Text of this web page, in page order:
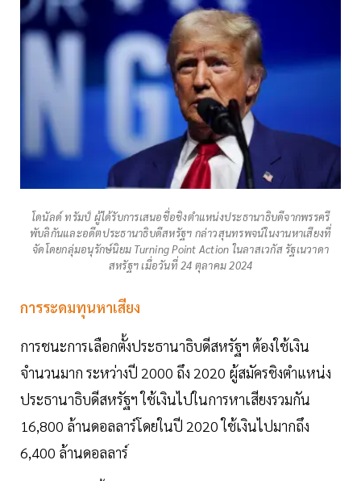
โดนัลด์ ทรัมป์ ผู้ได้รับการเสนอชื่อชิงตำแหน่งประธานาธิบดีจากพรรครี
พับลิกันและอดีตประธานาธิบดีสหรัฐฯ กล่าวสุนทรพจน์ในงานหาเสียงที่
จัดโดยกลุ่มอนุรักษ์นิยม Turning Point Action ในลาสเวกัส รัฐเนวาดา
สหรัฐฯ เมื่อวันที่ 24 ตุลาคม 2024
การระดมทุนหาเสียง
การชนะการเลือกตั้งประธานาธิบดีสหรัฐฯ ต้องใช้เงิน
จำนวนมาก ระหว่างปี 2000 ถึง 2020 ผู้สมัครชิงตำแหน่ง
ประธานาธิบดีสหรัฐฯ ใช้เงินไปในการหาเสียงรวมกัน
16,800 ล้านดอลลาร์โดยในปี 2020 ใช้เงินไปมากถึง
6,400 ล้านดอลลาร์